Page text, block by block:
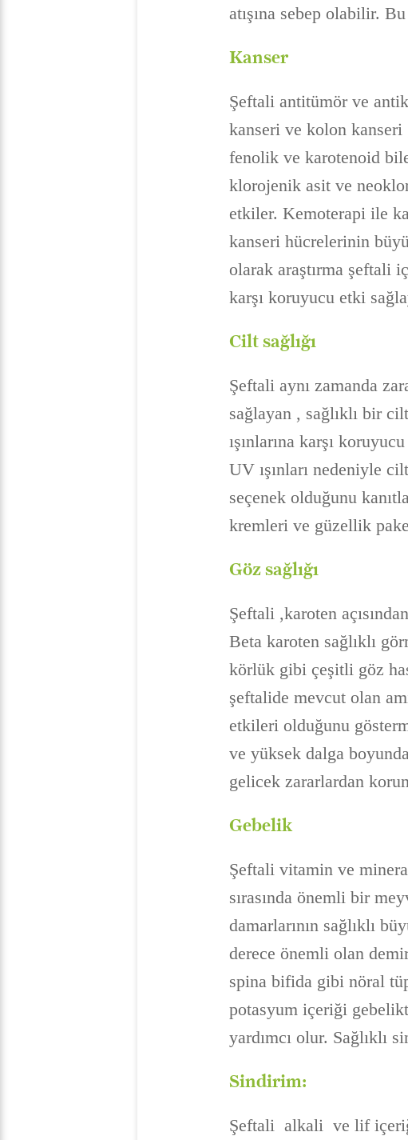
atışına sebep olabilir.
Kanser
Şeftali antitümör ve
kanseri ve kolon
fenolik ve karotenoid
klorojenik asit ve
etkiler. Kemoterapi ile
kanseri hücrelerinin
olarak araştırma şeftali
karşı koruyucu etki
Cilt sağlığı
Şeftali aynı zamanda
sağlayan , sağlıklı bir
ışınlarına karşı
UV ışınları nedeniyle
seçenek olduğunu
kremleri ve güzellik
Göz sağlığı
Şeftali ,karoten
Beta karoten sağlıklı
körlük gibi çeşitli göz
şeftalide mevcut olan
etkileri olduğunu
ve yüksek dalga
gelicek zararlardan
Gebelik
Şeftali vitamin ve
sırasında önemli bir
damarlarının sağlıklı
derece önemli olan
spina bifida gibi nöral
potasyum içeriği
yardımcı olur. Sağlıklı
Sindirim:
Şeftali alkali ve lif